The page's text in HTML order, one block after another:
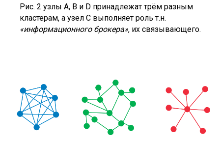
Рис. 2 узлы A, B и D принадлежат трём разным
кластерам, а узел С выполняет роль т.н.
«информационного брокера», их связывающего.